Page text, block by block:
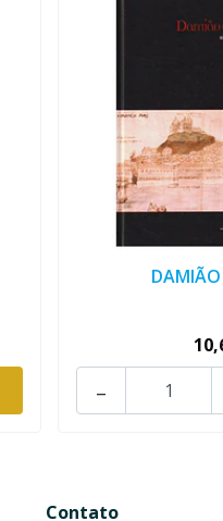
DAMIÃO
-
Contato